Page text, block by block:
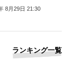
」
8月29日 21:30
ランキング一覧